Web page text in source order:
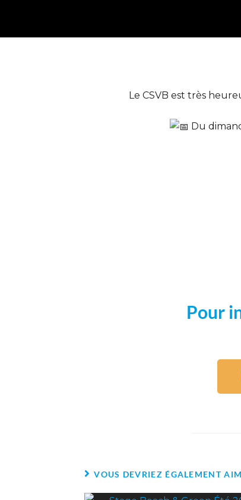
Le CSVB est très
Du
Pour
VOUS DEVRIEZ ÉGALEMENT